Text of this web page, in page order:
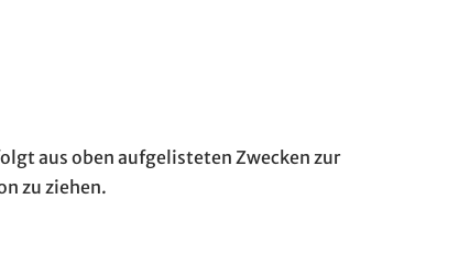
aus oben aufgelisteten Zwecken zur
zu ziehen.